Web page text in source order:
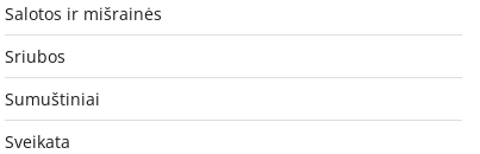
Salotos ir mišrainės
Sriubos
Sumuštiniai
Sveikata